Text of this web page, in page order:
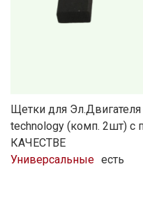
Щетки для Эл.Двигателя
technology (комп. 2шт)
КАЧЕСТВЕ
Универсальные есть